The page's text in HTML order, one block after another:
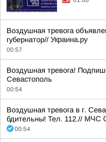
Воздушная тревога
губернатор// Украина.ру
00:57
Воздушная тревога!
Севастополь
00:54
Воздушная тревога в г.
бдительны! Тел. 112.// МЧС
00:54